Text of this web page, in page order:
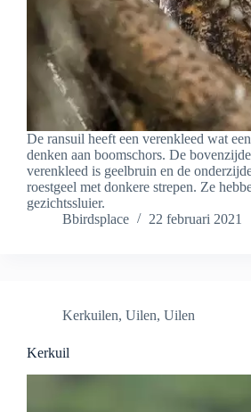
De ransuil heeft een verenkleed wat
denken aan boomschors. De
verenkleed is geelbruin en de
roestgeel met donkere strepen. Ze
gezichtssluier.
Bbirdsplace
22 februari 2021
Kerkuilen, Uilen, Uilen
Kerkuil